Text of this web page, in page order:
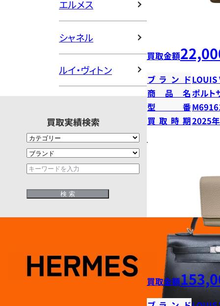
エルメス
シャネル
ルイ・ヴィトン
買取実績検索
買取金額
ブランドLOUIS
商品名ポルト
型番
買取時期2025
買取金額